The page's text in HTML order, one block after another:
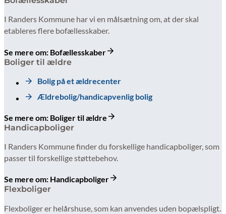
I Randers Kommune har vi en målsætning om, at der skal
etableres flere bofællesskaber.
Se mere om: Bofællesskaber
Boliger til ældre
Bolig på et ældrecenter
Ældrebolig/handicapvenlig bolig
Se mere om: Boliger til ældre
Handicapboliger
I Randers Kommune finder du forskellige handicapboliger, som
passer til forskellige støttebehov.
Se mere om: Handicapboliger
Flexboliger
Flexboliger er helårshuse, som kan anvendes uden bopælspligt.